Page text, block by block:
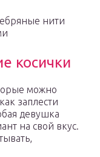
нити
косички
можно
заплести
девушка
на свой вкус.